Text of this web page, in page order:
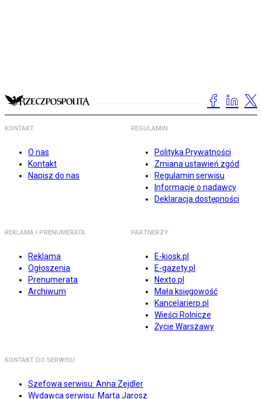
KONTAKT
O nas
Kontakt
Napisz do nas
REGULAMIN
Polityka Prywatności
Zmiana ustawień zgód
Regulamin serwisu
Informacje o nadawcy
Deklaracja dostępności
REKLAMA I PRENUMERATA
Reklama
Ogłoszenia
Prenumerata
Archiwum
PARTNERZY
E-kiosk.pl
E-gazety.pl
Nexto.pl
Mała księgowość
Kancelarierp.pl
Wieści Rolnicze
Życie Warszawy
KONTAKT DO SERWISU
Szefowa serwisu: Anna Zejdler
Wydawca serwisu: Marta Jarosz